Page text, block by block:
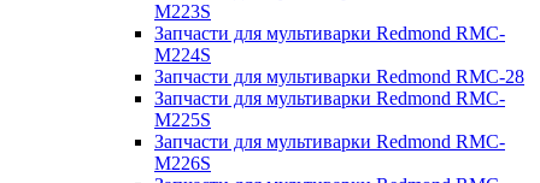
M223S
Запчасти для мультиварки Redmond RMC-
M224S
Запчасти для мультиварки Redmond RMC-28
Запчасти для мультиварки Redmond RMC-
M225S
Запчасти для мультиварки Redmond RMC-
M226S